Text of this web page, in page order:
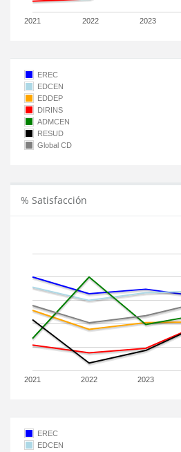
2021 2022 2023
EREC
EDCEN
EDDEP
DIRINS
ADMCEN
RESUD
Global CD
% Satisfacción
2021 2022 2023
EREC
EDCEN